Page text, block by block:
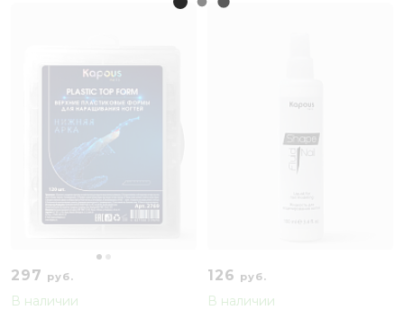
297 руб.
В наличии
126 руб.
В наличии